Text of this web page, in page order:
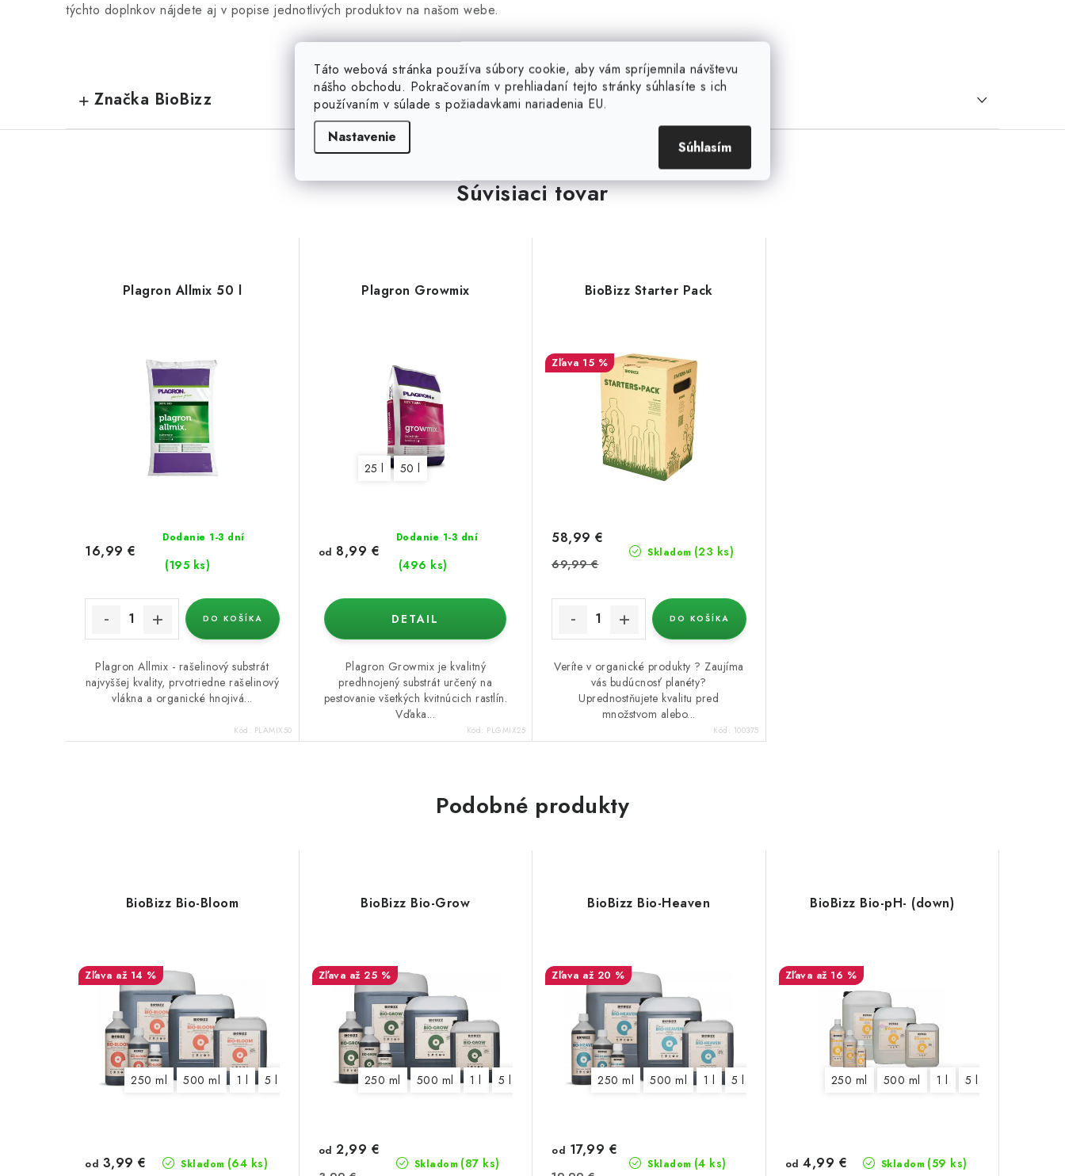
Táto webová stránka používa súbory cookie, aby vám spríjemnila návštevu
nášho obchodu. Pokračovaním v prehliadaní tejto stránky súhlasíte s ich
používaním v súlade s požiadavkami nariadenia EU.
Nastavenie
Súhlasím
týchto doplnkov nájdete aj v popise jednotlivých produktov na našom webe.
Značka BioBizz
Súvisiaci tovar
Plagron Allmix 50 l
Dodanie 1-3 dní
(195 ks)
16,99 €
DO KOŠÍKA
Plagron Allmix - rašelinový substrát
najvyššej kvality, prvotriedne rašelinový
vlákna a organické hnojivá...
Kód: PLAMIX50
Plagron Growmix
25 l 50 l
Dodanie 1-3 dní
(496 ks)
od 8,99 €
DETAIL
Plagron Growmix je kvalitný
predhnojený substrát určený na
pestovanie všetkých kvitnúcich rastlín.
Vďaka...
Kód: PLGMIX25
BioBizz Starter Pack
15 %
Skladom (23 ks)
58,99 €
69,99 €
DO KOŠÍKA
Veríte v organické produkty ? Zaujíma
vás budúcnosť planéty?
Uprednostňujete kvalitu pred
množstvom alebo...
Kód: 100375
Podobné produkty
BioBizz Bio-Bloom
až 14 %
250 ml 500 ml 1 l 5 l 20 l
Skladom (64 ks)
od 3,99 €
BioBizz Bio-Grow
až 25 %
250 ml 500 ml 1 l 5 l 20 l
Skladom (87 ks)
od 2,99 €
BioBizz Bio-Heaven
až 20 %
250 ml 500 ml 1 l 5 l
Skladom (4 ks)
od 17,99 €
BioBizz Bio-pH- (down)
až 16 %
250 ml 500 ml 1 l 5 l
Skladom (59 ks)
od 4,99 €